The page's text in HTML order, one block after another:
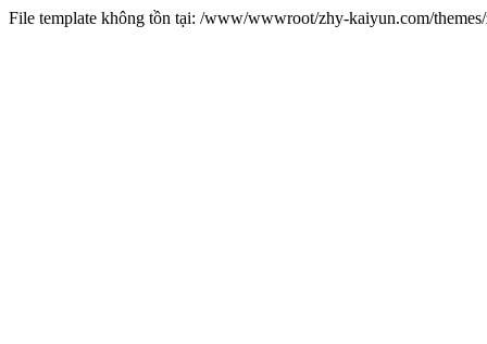
File template không tồn tại: /www/wwwroot/zhy-kaiyun.com/